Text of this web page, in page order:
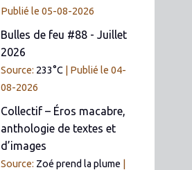
Publié le 05-08-2026
Bulles de feu #88 - Juillet
2026
Source: 233°C
Publié le 04-
08-2026
Collectif – Éros macabre,
anthologie de textes et
d’images
Source: Zoé prend la plume